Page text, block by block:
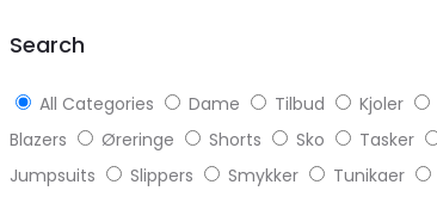
Search
All Categories Dame Tilbud Kjoler
Blazers
Øreringe Shorts Sko Tasker
Jumpsuits
Slippers Smykker Tunikaer